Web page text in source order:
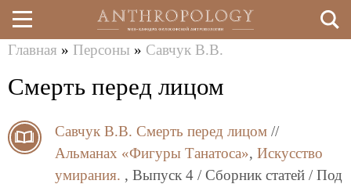
Перейти
к
содержанию
здесь
Главная » Персоны » Савчук В.В.
Смерть перед лицом
Савчук В.В. Смерть перед лицом //
Альманах «Фигуры Танатоса», Искусство
умирания. , Выпуск 4 / Сборник статей / Под